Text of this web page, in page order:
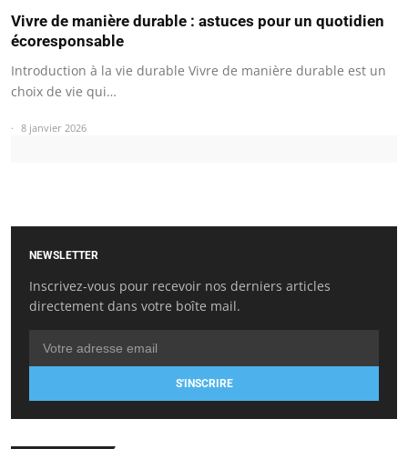
Vivre de manière durable : astuces pour un quotidien
écoresponsable
Introduction à la vie durable Vivre de manière durable est un
choix de vie qui…
8 janvier 2026
NEWSLETTER
Inscrivez-vous pour recevoir nos derniers articles
directement dans votre boîte mail.
S'INSCRIRE